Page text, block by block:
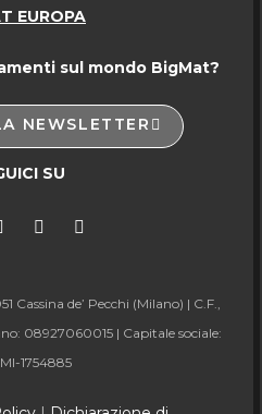
EUROPA
sul mondo BigMat?
NEWSLETTER
SU
Cassina de’ Pecchi (Milano) | C.F.,
08927060015 | Capitale sociale:
1754885